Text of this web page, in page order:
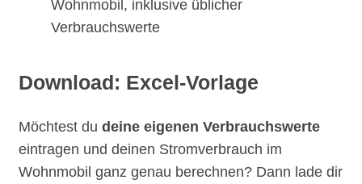
Wohnmobil, inklusive üblicher
Verbrauchswerte
Download: Excel-Vorlage
Möchtest du deine eigenen Verbrauchswerte
eintragen und deinen Stromverbrauch im
Wohnmobil ganz genau berechnen? Dann lade dir